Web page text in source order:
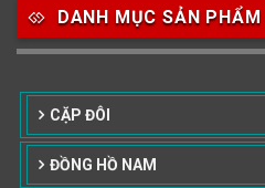
DANH MỤC SẢN PHẨM
CẶP ĐÔI
ĐỒNG HỒ NAM